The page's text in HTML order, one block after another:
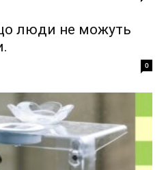
люди не можуть
0